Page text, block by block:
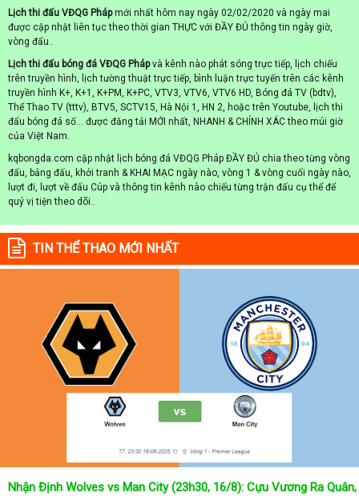
Lịch thi đấu VĐQG Phápmới nhất hôm nay ngày 02/02/2020 và ngày mai
được cập nhật liên tục theo thời gian THỰC với ĐẦY ĐỦ thông tin ngày giờ,
vòng đấu..
Lịch thi đấu bóng đá VĐQG Phápvà kênh nào phát sóng trực tiếp, lịch chiếu
trên truyền hình, lịch tường thuật trực tiếp, bình luận trực tuyến trên các kênh
truyền hình K+, K+1, K+PM, K+PC, VTV3, VTV6, VTV6 HD, Bóng đá TV (bdtv),
Thể Thao TV (tttv), BTV5, SCTV15, Hà Nội 1, HN 2, hoặc trên Youtube, lịch thi
đấu bóng đá số... được đăng tải MỚI nhất, NHANH & CHÍNH XÁC theo múi giờ
của Việt Nam.
kqbongda.com cập nhật lịch bóng đá VĐQG Pháp ĐẦY ĐỦ chia theo từng vòng
đấu, bảng đấu, khởi tranh & KHAI MẠC ngày nào, vòng 1 & vòng cuối ngày nào,
lượt đi, lượt về đấu Cúp và thông tin kênh nào chiếu từng trận đấu cụ thể để
quý vị tiện theo dõi..
TIN THỂ THAO MỚI NHẤT
Nhận Định Wolves vs Man City (23h30, 16/8): Cựu Vương Ra Quân,